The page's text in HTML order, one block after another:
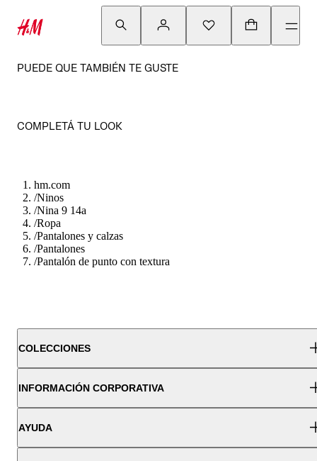
PUEDE QUE TAMBIÉN TE GUSTE
COMPLETÁ TU LOOK
hm.com
/Ninos
/Nina 9 14a
/Ropa
/Pantalones y calzas
/Pantalones
/Pantalón de punto con textura
COLECCIONES
INFORMACIÓN CORPORATIVA
AYUDA